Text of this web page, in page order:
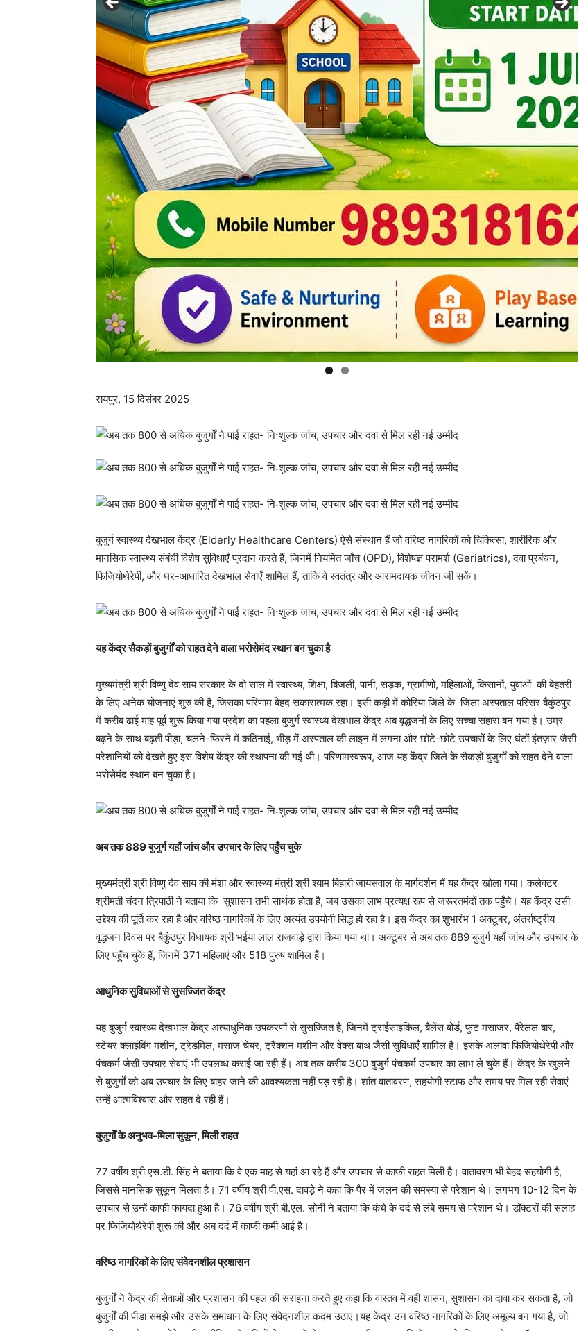
रायपुर, 15 दिसंबर 2025
बुजुर्ग स्वास्थ्य देखभाल केंद्र (Elderly Healthcare Centers) ऐसे संस्थान हैं जो वरिष्ठ नागरिकों को चिकित्सा, शारीरिक और
मानसिक स्वास्थ्य संबंधी विशेष सुविधाएँ प्रदान करते हैं, जिनमें नियमित जाँच (OPD), विशेषज्ञ परामर्श (Geriatrics), दवा प्रबंधन,
फिजियोथेरेपी, और घर-आधारित देखभाल सेवाएँ शामिल हैं, ताकि वे स्वतंत्र और आरामदायक जीवन जी सकें।
यह केंद्र सैकड़ों बुजुर्गों को राहत देने वाला भरोसेमंद स्थान बन चुका है
मुख्यमंत्री श्री विष्णु देव साय सरकार के दो साल में स्वास्थ्य, शिक्षा, बिजली, पानी, सड़क, ग्रामीणों, महिलाओं, किसानों, युवाओं की बेहतरी
के लिए अनेक योजनाएं शुरु की है, जिसका परिणाम बेहद सकारात्मक रहा। इसी कड़ी में कोरिया जिले के जिला अस्पताल परिसर बैकुंठपुर
में करीब ढाई माह पूर्व शुरू किया गया प्रदेश का पहला बुजुर्ग स्वास्थ्य देखभाल केंद्र अब वृद्धजनों के लिए सच्चा सहारा बन गया है। उम्र
बढ़ने के साथ बढ़ती पीड़ा, चलने-फिरने में कठिनाई, भीड़ में अस्पताल की लाइन में लगना और छोटे-छोटे उपचारों के लिए घंटों इंतज़ार जैसी
परेशानियों को देखते हुए इस विशेष केंद्र की स्थापना की गई थी। परिणामस्वरूप, आज यह केंद्र जिले के सैकड़ों बुजुर्गों को राहत देने वाला
भरोसेमंद स्थान बन चुका है।
अब तक 889 बुजुर्ग यहाँ जांच और उपचार के लिए पहुँच चुके
मुख्यमंत्री श्री विष्णु देव साय की मंशा और स्वास्थ्य मंत्री श्री श्याम बिहारी जायसवाल के मार्गदर्शन में यह केंद्र खोला गया। कलेक्टर
श्रीमती चंदन त्रिपाठी ने बताया कि सुशासन तभी सार्थक होता है, जब उसका लाभ प्रत्यक्ष रूप से जरूरतमंदों तक पहुँचे। यह केंद्र उसी
उद्देश्य की पूर्ति कर रहा है और वरिष्ठ नागरिकों के लिए अत्यंत उपयोगी सिद्ध हो रहा है। इस केंद्र का शुभारंभ 1 अक्टूबर, अंतर्राष्ट्रीय
वृद्धजन दिवस पर बैकुंठपुर विधायक श्री भईया लाल राजवाड़े द्वारा किया गया था। अक्टूबर से अब तक 889 बुजुर्ग यहाँ जांच और उपचार के
लिए पहुँच चुके हैं, जिनमें 371 महिलाएं और 518 पुरुष शामिल हैं।
आधुनिक सुविधाओं से सुसज्जित केंद्र
यह बुजुर्ग स्वास्थ्य देखभाल केंद्र अत्याधुनिक उपकरणों से सुसज्जित है, जिनमें ट्राईसाइकिल, बैलेंस बोर्ड, फुट मसाजर, पैरेलल बार,
स्टेयर क्लाइंबिंग मशीन, ट्रेडमिल, मसाज चेयर, ट्रैक्शन मशीन और वेक्स बाथ जैसी सुविधाएँ शामिल हैं। इसके अलावा फिजियोथेरेपी और
पंचकर्म जैसी उपचार सेवाएं भी उपलब्ध कराई जा रही हैं। अब तक करीब 300 बुजुर्ग पंचकर्म उपचार का लाभ ले चुके हैं। केंद्र के खुलने
से बुजुर्गों को अब उपचार के लिए बाहर जाने की आवश्यकता नहीं पड़ रही है। शांत वातावरण, सहयोगी स्टाफ और समय पर मिल रही सेवाएं
उन्हें आत्मविश्वास और राहत दे रही हैं।
बुजुर्गों के अनुभव-मिला सुकून, मिली राहत
77 वर्षीय श्री एस.डी. सिंह ने बताया कि वे एक माह से यहां आ रहे हैं और उपचार से काफी राहत मिली है। वातावरण भी बेहद सहयोगी है,
जिससे मानसिक सुकून मिलता है। 71 वर्षीय श्री पी.एस. दावड़े ने कहा कि पैर में जलन की समस्या से परेशान थे। लगभग 10-12 दिन के
उपचार से उन्हें काफी फायदा हुआ है। 76 वर्षीय श्री बी.एल. सोनी ने बताया कि कंधे के दर्द से लंबे समय से परेशान थे। डॉक्टरों की सलाह
पर फिजियोथेरेपी शुरू की और अब दर्द में काफी कमी आई है।
वरिष्ठ नागरिकों के लिए संवेदनशील प्रशासन
बुजुर्गों ने केंद्र की सेवाओं और प्रशासन की पहल की सराहना करते हुए कहा कि वास्तव में वही शासन, सुशासन का दावा कर सकता है, जो
बुजुर्गों की पीड़ा समझे और उसके समाधान के लिए संवेदनशील कदम उठाए।यह केंद्र उन वरिष्ठ नागरिकों के लिए अमूल्य बन गया है, जो